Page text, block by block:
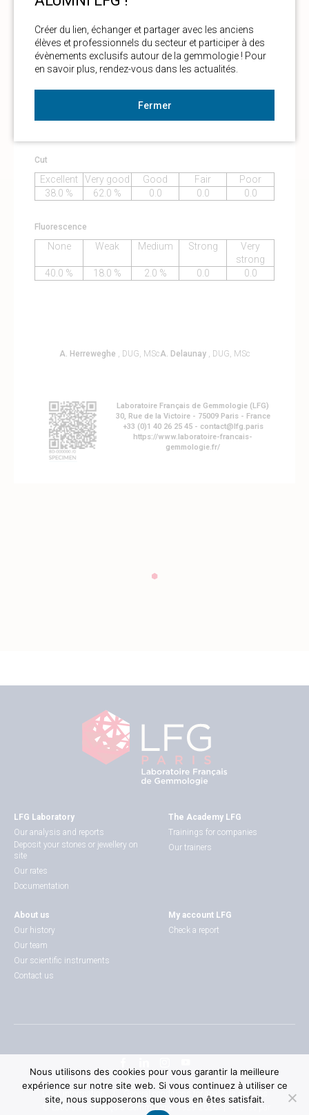
Créer du lien, échanger et partager avec les anciens
élèves et professionnels du secteur et participer à des
évènements exclusifs autour de la gemmologie ! Pour
en savoir plus, rendez-vous dans les actualités.
Fermer
D-E-F+ F--G H-I
J-Z
62.0 %
38.0 % 0.0 0.0
Purity
VS
22.0 %
78.0 % 0.0 0.0 0.0
Cut
Excellent Very good Good Fair
Poor
38.0 %
62.0 % 0.0 0.0 0.0
Fluorescence
None Weak Medium Strong
Very
strong
40.0 %
18.0 % 2.0 % 0.0 0.0
A. Herreweghe , DUG, MScA. Delaunay , DUG, MSc
Laboratoire Français de Gemmologie (LFG)
30, Rue de la Victoire - 75009 Paris - France
+33 (0)1 40 26 25 45 - contact@lfg.paris
https://www.laboratoire-francais-
gemmologie.fr/
LFG Laboratory
Our analysis and reports
Deposit your stones or jewellery on
site
Our rates
Documentation
The Academy LFG
Trainings for companies
Our trainers
About us
Our history
Our team
Our scientific instruments
Contact us
My account LFG
Check a report
Legal information
General conditions for analysis services
© Laboratoire Français Gemmologie
Nous utilisons des cookies pour vous garantir la meilleure
expérience sur notre site web. Si vous continuez à utiliser ce
site, nous supposerons que vous en êtes satisfait.